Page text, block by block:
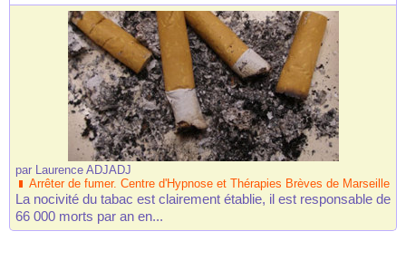
par Laurence ADJADJ
Arrêter de fumer. Centre d'Hypnose et Thérapies Brèves de Marseille
La nocivité du tabac est clairement établie, il est responsable de
66 000 morts par an en...